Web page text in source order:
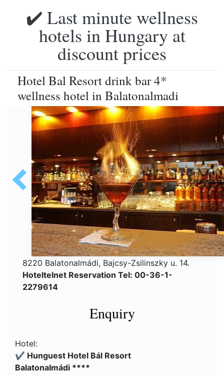
✔️ Last minute wellness
hotels in Hungary at
discount prices
Hotel Bal Resort drink bar 4*
wellness hotel in Balatonalmadi
8220 Balatonalmádi, Bajcsy-Zsilinszky u. 14.
Hoteltelnet Reservation Tel: 00-36-1-
2279614
Enquiry
Hotel:
✔️ Hunguest Hotel Bál Resort
Balatonalmádi ****